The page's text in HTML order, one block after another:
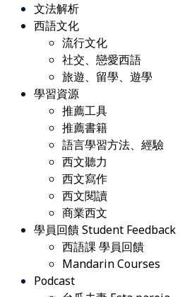
文法解析
西語文化
流行文化
社交、戀愛西語
旅遊、留學、遊學
學習資源
推薦工具
推薦書籍
語言學習方法、經驗
西文聽力
西文寫作
西文閱讀
商業西文
學員回饋 Student Feedback
西語課 學員回饋
Mandarin Courses
Podcast